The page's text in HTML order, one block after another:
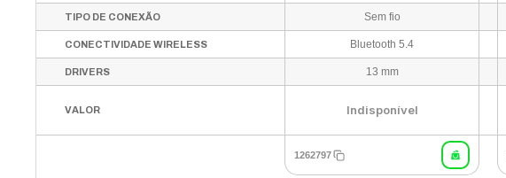
TIPO DE CONEXÃO Sem fio
CONECTIVIDADE WIRELESS Bluetooth 5.4
DRIVERS 13 mm
VALOR Indisponível
1262797